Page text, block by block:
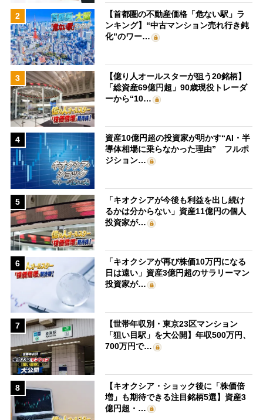
2
【首都圏の不動産価格「危ない駅」ラ
ンキング】“中古マンション売れ行き鈍
化”のワー…
3
【億り人オールスターが狙う20銘柄】
「総資産69億円超」90歳現役トレーダ
ーから“10…
4
資産10億円超の投資家が明かす“AI・半
導体相場に乗らなかった理由” フルポ
ジション…
5
「キオクシアが今後も利益を出し続け
るかは分からない」資産11億円の個人
投資家が…
6
「キオクシアが再び株価10万円になる
日は遠い」資産3億円超のサラリーマン
投資家が…
7
【世帯年収別・東京23区マンション
「狙い目駅」を大公開】年収500万円、
700万円で…
8
【キオクシア・ショック後に「株価倍
増」も期待できる注目銘柄5選】資産3
億円超・…